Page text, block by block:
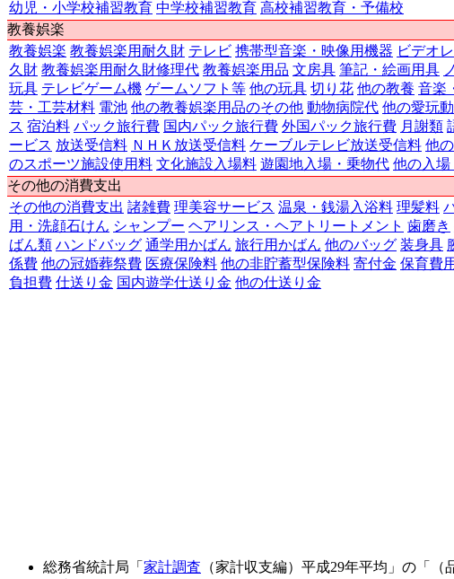
幼児・小学校補習教育 中学校補習教育 高校補習教育・予備校
教養娯楽
教養娯楽 教養娯楽用耐久財 テレビ 携帯型音楽・映像用機器 ビデオ
久財 教養娯楽用耐久財修理代 教養娯楽用品 文房具 筆記・絵画用具
玩具 テレビゲーム機 ゲームソフト等 他の玩具 切り花 他の教養 音楽
芸・工芸材料 電池 他の教養娯楽用品のその他 動物病院代 他の愛玩
ス 宿泊料 パック旅行費 国内パック旅行費 外国パック旅行費 月謝類
ービス 放送受信料 ＮＨＫ放送受信料 ケーブルテレビ放送受信料 他
のスポーツ施設使用料 文化施設入場料 遊園地入場・乗物代 他の入場
その他の消費支出
その他の消費支出 諸雑費 理美容サービス 温泉・銭湯入浴料 理髪料
用・洗顔石けん シャンプー ヘアリンス・ヘアトリートメント 歯磨き
ばん類 ハンドバッグ 通学用かばん 旅行用かばん 他のバッグ 装身具
係費 他の冠婚葬祭費 医療保険料 他の非貯蓄型保険料 寄付金 保育費用
負担費 仕送り金 国内遊学仕送り金 他の仕送り金
総務省統計局「 家計調査 （家計収支編）平成29年平均」の「